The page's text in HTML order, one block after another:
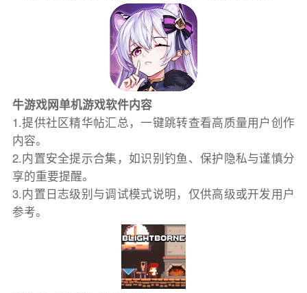
牛游戏网单机游戏软件内容
1.提供社区精华帖汇总，一键跳转查看高质量用户创作
内容。
2.内置安全提示合集，如识别钓鱼、保护隐私与谨慎分
享的重要提醒。
3.内置日志级别与调试模式说明，仅供高级或开发用户
参考。